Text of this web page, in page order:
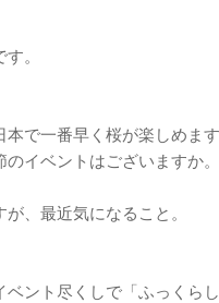
。
で一番早く桜が楽しめます
イベントはございますか。
、最近気になること。
ント尽くしで「ふっくら